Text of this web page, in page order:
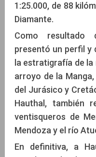
1:25.000, de 88
Diamante.
Como resultado
presentó un perfil y
la estratigrafía de la
arroyo de la
del Jurásico y
Hauthal, también
ventisqueros de
Mendoza y el río
En definitiva, a